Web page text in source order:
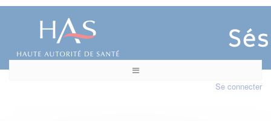
Se connecter